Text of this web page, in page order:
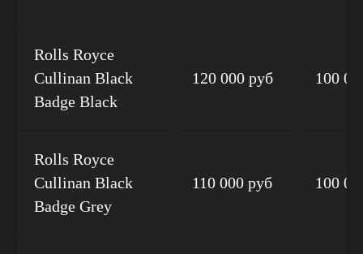
Rolls Royce
Cullinan Black
Badge Black
120 000 руб 100
Rolls Royce
Cullinan Black
Badge Grey
110 000 руб 100